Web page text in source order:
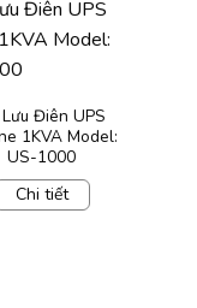
Điên UPS
1KVA Model:
US-1000
Chi tiết